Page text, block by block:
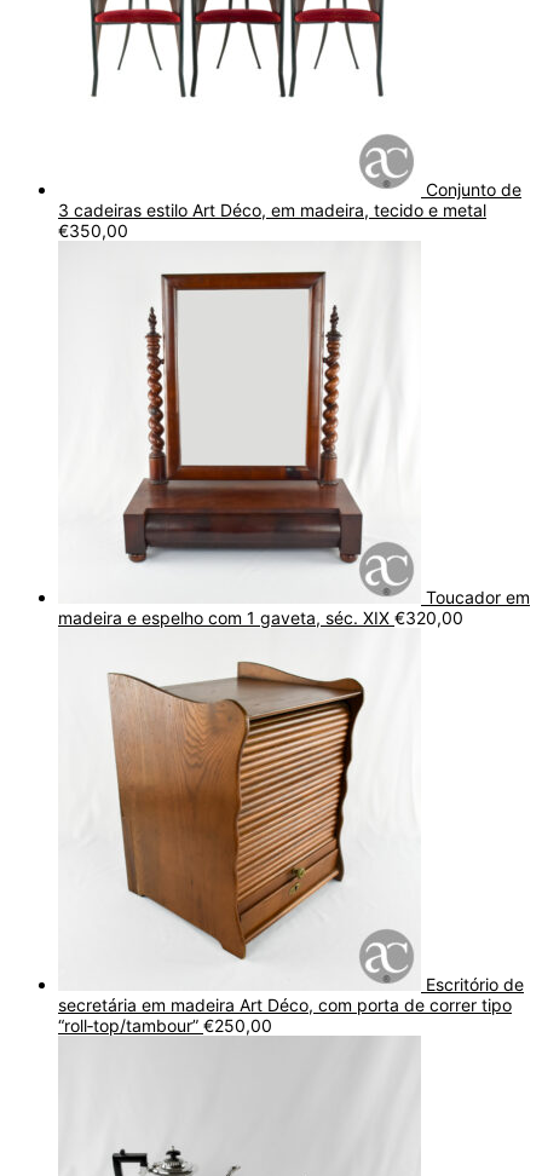
Conjunto de
3 cadeiras estilo Art Déco, em madeira, tecido e metal
€350,00
Toucador em
madeira e espelho com 1 gaveta, séc. XIX €320,00
Escritório de
secretária em madeira Art Déco, com porta de correr tipo
“roll‑top/tambour” €250,00